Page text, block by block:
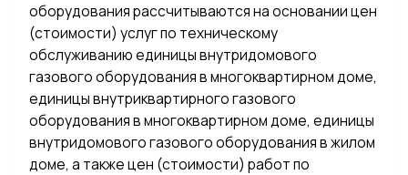
оборудования рассчитываются на основании цен
(стоимости) услуг по техническому
обслуживанию единицы внутридомового
газового оборудования в многоквартирном доме,
единицы внутриквартирного газового
оборудования в многоквартирном доме, единицы
внутридомового газового оборудования в жилом
доме, а также цен (стоимости) работ по